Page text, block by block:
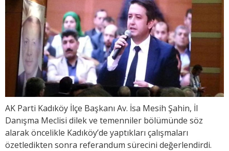
AK Parti Kadıköy İlçe Başkanı Av. İsa Mesih Şahin, İl
Danışma Meclisi dilek ve temenniler bölümünde söz
alarak öncelikle Kadıköy’de yaptıkları çalışmaları
özetledikten sonra referandum sürecini değerlendirdi.